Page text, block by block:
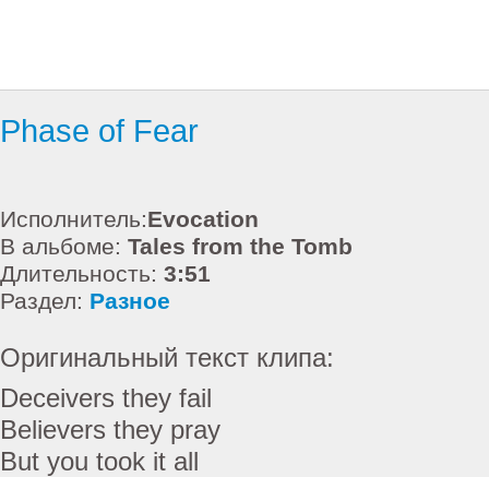
Phase of Fear
Исполнитель:Evocation
В альбоме: Tales from the Tomb
Длительность: 3:51
Раздел: Разное
Оригинальный текст клипа:
Deceivers they fail
Believers they pray
But you took it all